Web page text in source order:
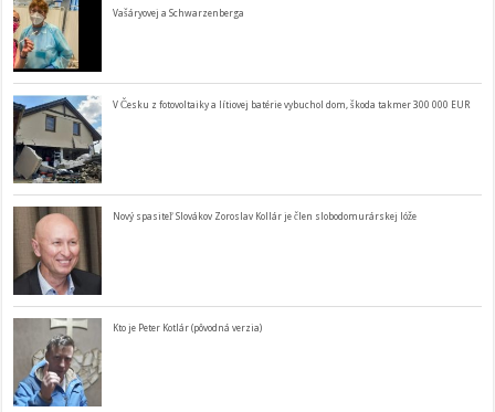
Vašáryovej a Schwarzenberga
V Česku z fotovoltaiky a lítiovej batérie vybuchol dom, škoda takmer 300 000 EUR
Nový spasiteľ Slovákov Zoroslav Kollár je člen slobodomurárskej lóže
Kto je Peter Kotlár (pôvodná verzia)